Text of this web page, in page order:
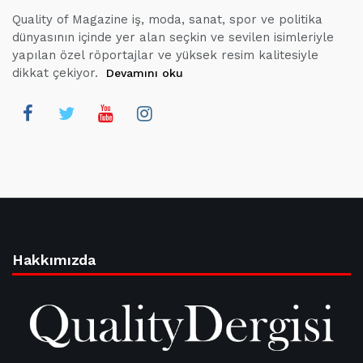
Quality of Magazine iş, moda, sanat, spor ve politika
dünyasının içinde yer alan seçkin ve sevilen isimleriyle
yapılan özel röportajlar ve yüksek resim kalitesiyle
dikkat çekiyor.
Devamını oku
Hakkımızda